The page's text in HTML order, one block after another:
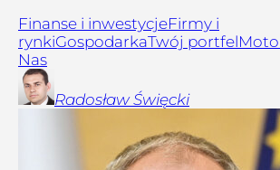
Finanse i inwestycjeFirmy i
rynkiGospodarkaTwój portfel
Nas
Radosław Święcki